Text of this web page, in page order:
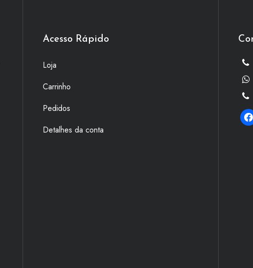
Acesso Rápido
Loja
Carrinho
Pedidos
Detalhes da conta